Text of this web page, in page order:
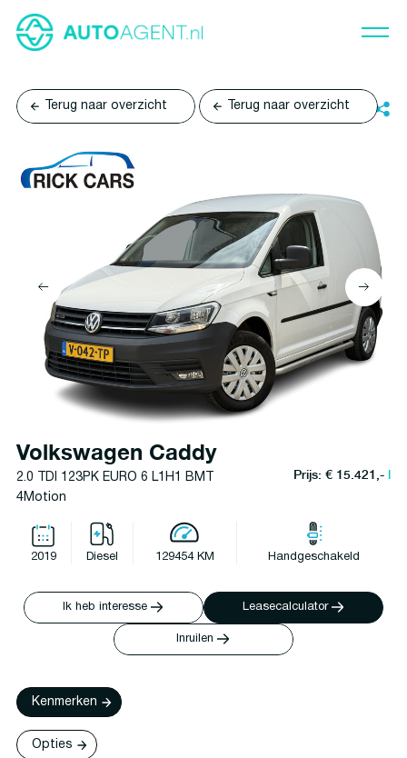
Terug naar overzicht Terug naar overzicht
Volkswagen Caddy
2.0 TDI 123PK EURO 6 L1H1 BMT
4Motion
Prijs: € 15.421,-l
2019 Diesel 129454 KM Handgeschakeld
Ik heb interesse Leasecalculator
Inruilen
Kenmerken
Opties